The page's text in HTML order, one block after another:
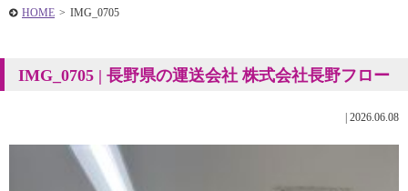
HOME > IMG_0705
IMG_0705 | 長野県の運送会社 株式会社長野フロー
2026.06.08